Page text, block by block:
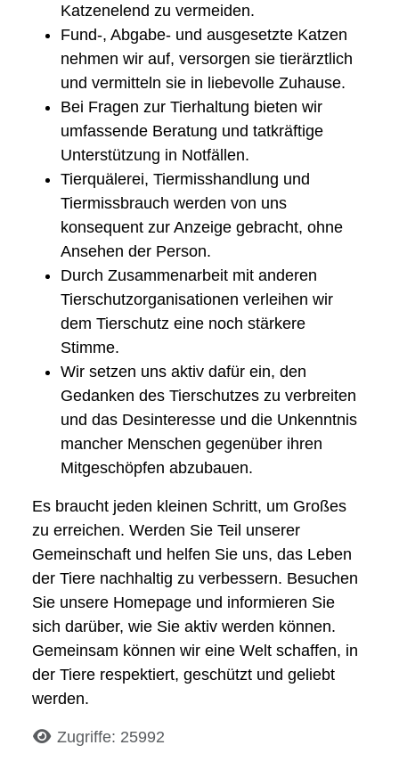
Katzenelend zu vermeiden.
Fund-, Abgabe- und ausgesetzte Katzen
nehmen wir auf, versorgen sie tierärztlich
und vermitteln sie in liebevolle Zuhause.
Bei Fragen zur Tierhaltung bieten wir
umfassende Beratung und tatkräftige
Unterstützung in Notfällen.
Tierquälerei, Tiermisshandlung und
Tiermissbrauch werden von uns
konsequent zur Anzeige gebracht, ohne
Ansehen der Person.
Durch Zusammenarbeit mit anderen
Tierschutzorganisationen verleihen wir
dem Tierschutz eine noch stärkere
Stimme.
Wir setzen uns aktiv dafür ein, den
Gedanken des Tierschutzes zu verbreiten
und das Desinteresse und die Unkenntnis
mancher Menschen gegenüber ihren
Mitgeschöpfen abzubauen.
Es braucht jeden kleinen Schritt, um Großes
zu erreichen. Werden Sie Teil unserer
Gemeinschaft und helfen Sie uns, das Leben
der Tiere nachhaltig zu verbessern. Besuchen
Sie unsere Homepage und informieren Sie
sich darüber, wie Sie aktiv werden können.
Gemeinsam können wir eine Welt schaffen, in
der Tiere respektiert, geschützt und geliebt
werden.
DetailsZugriffe: 25992